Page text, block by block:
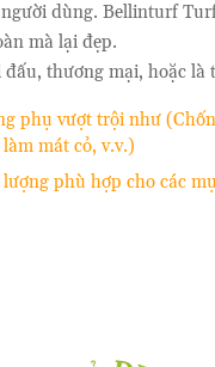
dùng. Bellinturf
mà lại đẹp.
thương mại, hoặc
phụ vượt trội như
mát cỏ, v.v.)
phù hợp cho các